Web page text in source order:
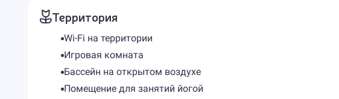
Территория
Wi-Fi на территории
Игровая комната
Бассейн на открытом воздухе
Помещение для занятий йогой